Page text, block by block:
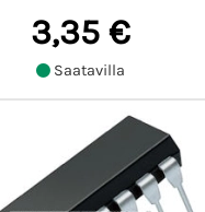
3,35 €
Saatavilla